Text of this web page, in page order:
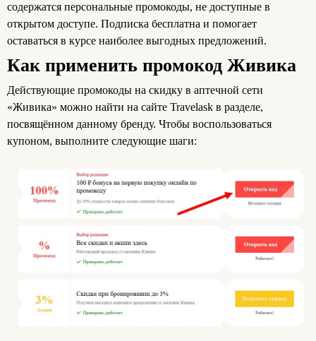
содержатся персональные промокоды, не доступные в
открытом доступе. Подписка бесплатна и помогает
оставаться в курсе наиболее выгодных предложений.
Как применить промокод Живика
Действующие промокоды на скидку в аптечной сети
«Живика» можно найти на сайте Travelask в разделе,
посвящённом данному бренду. Чтобы воспользоваться
купоном, выполните следующие шаги: